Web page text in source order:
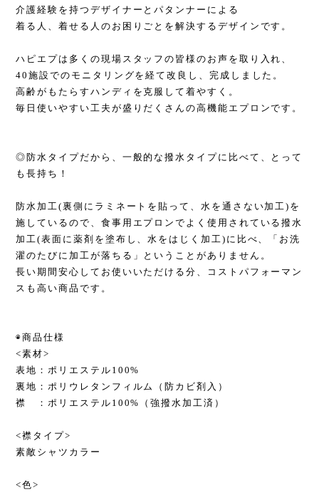
介護経験を持つデザイナーとパタンナーによる
着る人、着せる人のお困りごとを解決するデザインです。
ハピエプは多くの現場スタッフの皆様のお声を取り入れ、
40施設でのモニタリングを経て改良し、完成しました。
高齢がもたらすハンディを克服して着やすく。
毎日使いやすい工夫が盛りだくさんの高機能エプロンです。
◎防水タイプだから、一般的な撥水タイプに比べて、とって
も長持ち！
防水加工(裏側にラミネートを貼って、水を通さない加工)を
施しているので、食事用エプロンでよく使用されている撥水
加工(表面に薬剤を塗布し、水をはじく加工)に比べ、「お洗
濯のたびに加工が落ちる」ということがありません。
長い期間安心してお使いいただける分、コストパフォーマン
スも高い商品です。
◉商品仕様
<素材>
表地：ポリエステル100%
裏地：ポリウレタンフィルム（防カビ剤入）
襟 ：ポリエステル100%（強撥水加工済）
<襟タイプ>
素敵シャツカラー
<色>